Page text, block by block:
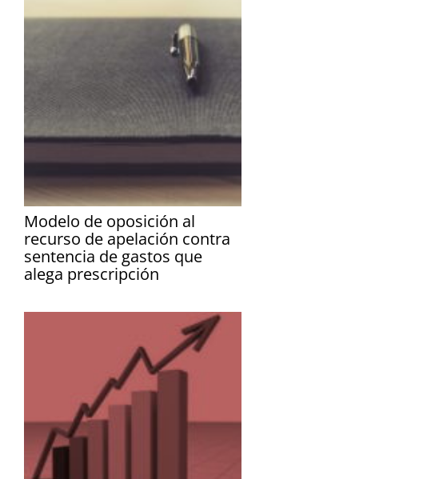
Modelo de oposición al
recurso de apelación contra
sentencia de gastos que
alega prescripción